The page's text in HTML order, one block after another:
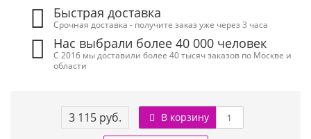
Быстрая доставка
Срочная доставка - получите заказ уже через 3 часа
Нас выбрали более 40 000 человек
С 2016 мы доставили более 40 тысяч заказов по Москве и
области
3 115 руб. В корзину